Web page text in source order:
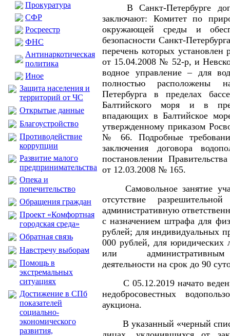
Прокуратура
CФР
Росреестр
ФНС
Антинаркотическая
политика
Иное
Защита населения и
территорий от ЧС
Открытые данные
Благоустройство
Противодействие
коррупции
Развитие малого
предпринимательства
Опека и
попечительство
Обращения граждан
Проект «Комфортная
городская среда»
Обратная связь
Навстречу выборам
Помощь в
экстремальных
ситуациях
Достижение в СПб
показателей
социально-
экономического
развития,
В Санкт-Петербурге
заключают: Комитет по
окружающей среды и
безопасности Санкт-
перечень которых установлен
от 15.04.2008 № 52-р, и
водное управление – для
полностью расположены
Петербурга в пределах
Балтийского моря и в
впадающих в Балтийское
утвержденному приказом
№ 66. Подробные
заключения договора
постановлении
от 12.03.2008 № 165.
Самовольное занятие
отсутствие
административную
с назначением штрафа для
рублей; для индивидуальных
000 рублей, для юридических
или административным
деятельности на срок до 90
С 05.12.2019 начато
недобросовестных
аукциона.
В указанный «черный